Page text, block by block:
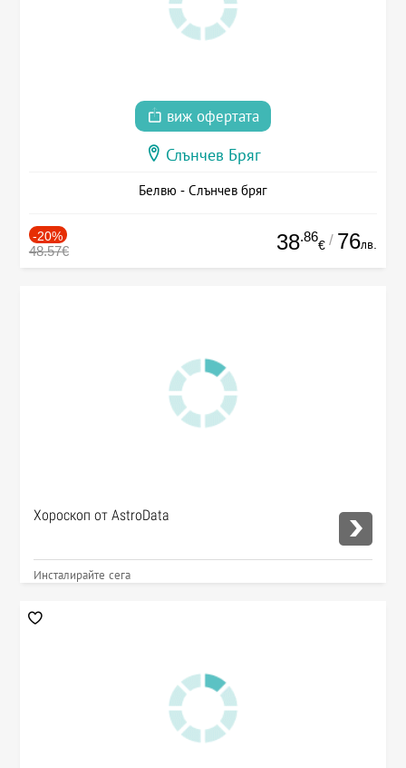
виж офертата
Слънчев Бряг
Белвю - Слънчев бряг
-20%
48.57€ 38.86
€ / 76лв.
Хороскоп от AstroData
Инсталирайте сега